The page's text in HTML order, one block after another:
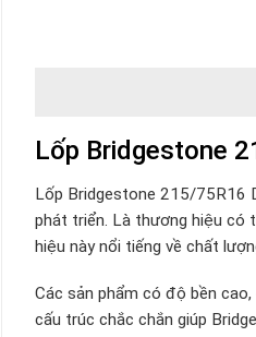
Lốp Bridgestone
Lốp Bridgestone 215/75R16
phát triển. Là thương hiệu có
hiệu này nổi tiếng về chất
Các sản phẩm có độ bền
cấu trúc chắc chắn giúp